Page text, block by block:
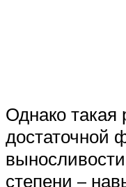
Однако такая
достаточной
степени –